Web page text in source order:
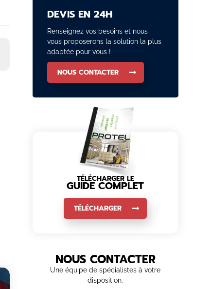
DEVIS EN 24H
Renseignez vos besoins et nous
vous proposerons la solution la plus
adaptée pour vous !
NOUS CONTACTER
TÉLÉCHARGER LE
GUIDE COMPLET
TÉLÉCHARGER
NOUS CONTACTER
Une équipe de spécialistes à votre
disposition.